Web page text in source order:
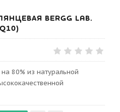
BERGG LAB.
80% из натуральной